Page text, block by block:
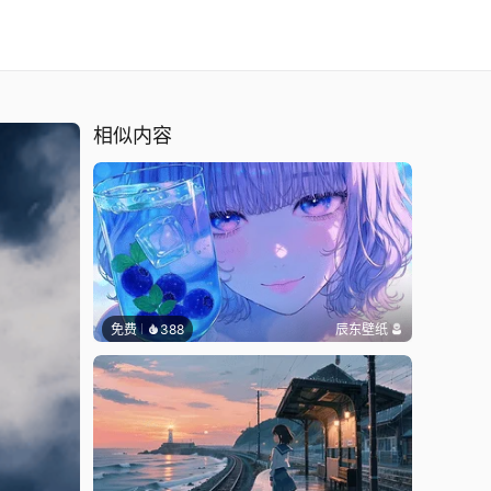
相似内容
免费 388 辰东壁纸